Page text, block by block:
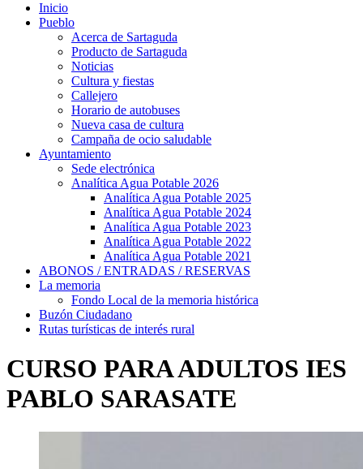
Inicio
Pueblo
Acerca de Sartaguda
Producto de Sartaguda
Noticias
Cultura y fiestas
Callejero
Horario de autobuses
Nueva casa de cultura
Campaña de ocio saludable
Ayuntamiento
Sede electrónica
Analítica Agua Potable 2026
Analítica Agua Potable 2025
Analítica Agua Potable 2024
Analítica Agua Potable 2023
Analítica Agua Potable 2022
Analítica Agua Potable 2021
ABONOS / ENTRADAS / RESERVAS
La memoria
Fondo Local de la memoria histórica
Buzón Ciudadano
Rutas turísticas de interés rural
CURSO PARA ADULTOS IES
PABLO SARASATE